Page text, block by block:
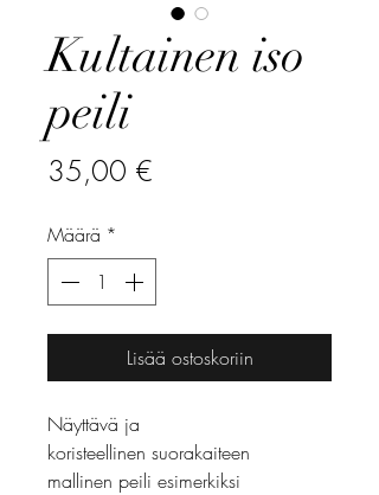
Kultainen iso
peili
35,00 €
Määrä *
Lisää ostoskoriin
Näyttävä ja
koristeellinen suorakaiteen
mallinen peili esimerkiksi